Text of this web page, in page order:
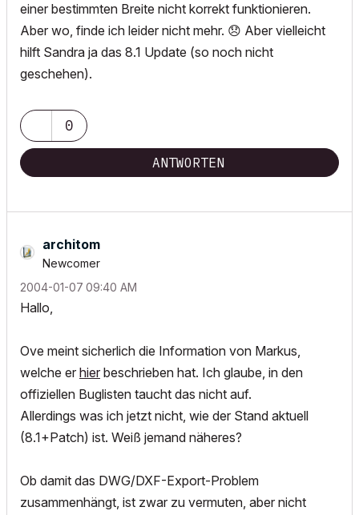
einer bestimmten Breite nicht korrekt funktionieren.
Aber wo, finde ich leider nicht mehr. 😞 Aber vielleicht
hilft Sandra ja das 8.1 Update (so noch nicht
geschehen).
0
ANTWORTEN
architom
Newcomer
‎2004-01-07 09:40 AM
Hallo,
Ove meint sicherlich die Information von Markus,
welche er hier beschrieben hat. Ich glaube, in den
offiziellen Buglisten taucht das nicht auf.
Allerdings was ich jetzt nicht, wie der Stand aktuell
(8.1+Patch) ist. Weiß jemand näheres?
Ob damit das DWG/DXF-Export-Problem
zusammenhängt, ist zwar zu vermuten, aber nicht